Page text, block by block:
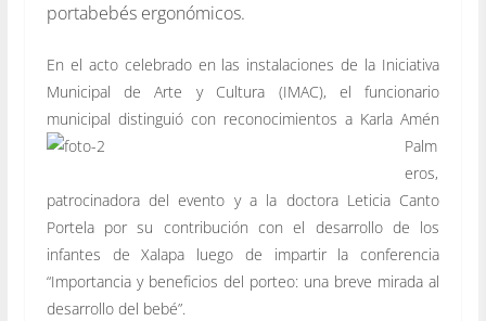
portabebés ergonómicos.
En el acto celebrado en las instalaciones de la Iniciativa
Municipal de Arte y Cultura (IMAC), el funcionario
municipal distinguió con reconocimientos a Karla Amén
Palm
eros,
patrocinadora del evento y a la doctora Leticia Canto
Portela por su contribución con el desarrollo de los
infantes de Xalapa luego de impartir la conferencia
“Importancia y beneficios del porteo: una breve mirada al
desarrollo del bebé”.